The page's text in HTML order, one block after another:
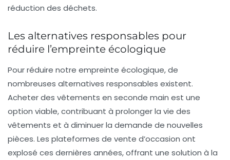
réduction des déchets.
Les alternatives responsables pour
réduire l’empreinte écologique
Pour réduire notre empreinte écologique, de
nombreuses alternatives responsables existent.
Acheter des vêtements en seconde main est une
option viable, contribuant à prolonger la vie des
vêtements et à diminuer la demande de nouvelles
pièces. Les plateformes de vente d’occasion ont
explosé ces dernières années, offrant une solution à la